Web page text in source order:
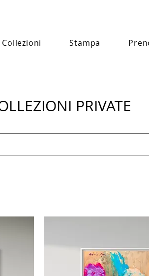
Collezioni Stampa
PRIVATE